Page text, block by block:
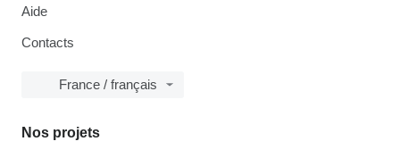
Aide
Contacts
France / français
Nos projets